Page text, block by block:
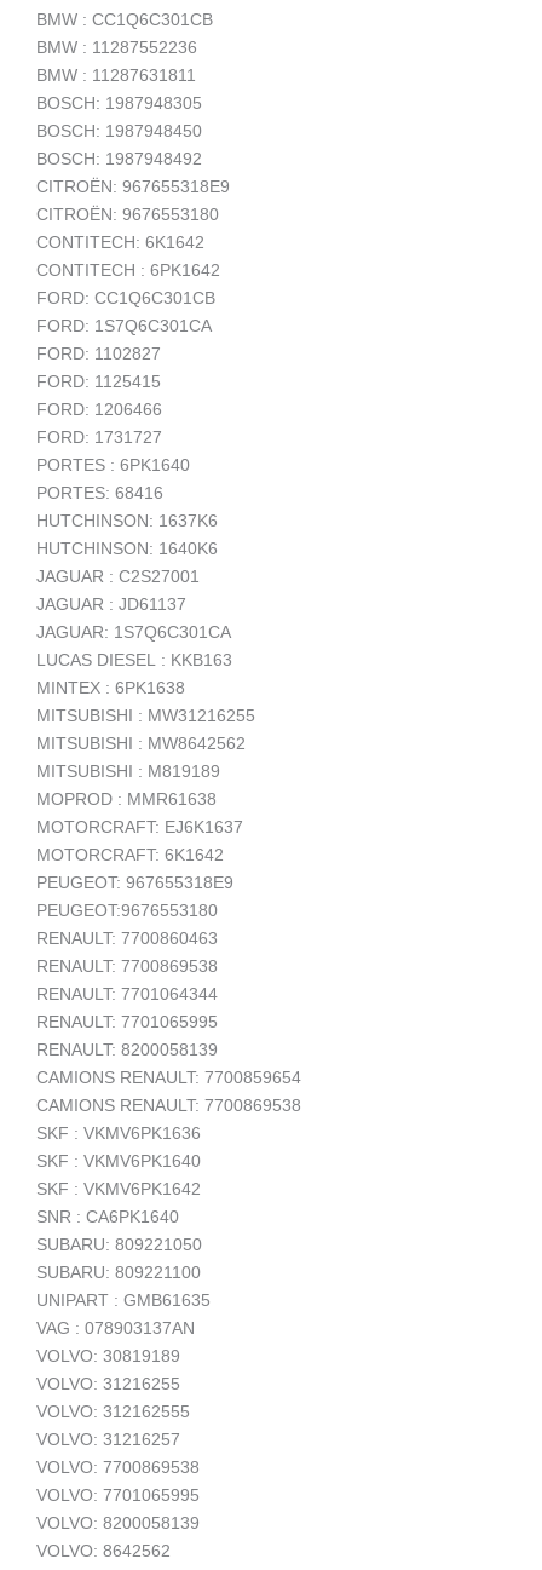
BMW : CC1Q6C301CB
BMW : 11287552236
BMW : 11287631811
BOSCH: 1987948305
BOSCH: 1987948450
BOSCH: 1987948492
CITROËN: 967655318E9
CITROËN: 9676553180
CONTITECH: 6K1642
CONTITECH : 6PK1642
FORD: CC1Q6C301CB
FORD: 1S7Q6C301CA
FORD: 1102827
FORD: 1125415
FORD: 1206466
FORD: 1731727
PORTES : 6PK1640
PORTES: 68416
HUTCHINSON: 1637K6
HUTCHINSON: 1640K6
JAGUAR : C2S27001
JAGUAR : JD61137
JAGUAR: 1S7Q6C301CA
LUCAS DIESEL : KKB163
MINTEX : 6PK1638
MITSUBISHI : MW31216255
MITSUBISHI : MW8642562
MITSUBISHI : M819189
MOPROD : MMR61638
MOTORCRAFT: EJ6K1637
MOTORCRAFT: 6K1642
PEUGEOT: 967655318E9
PEUGEOT:9676553180
RENAULT: 7700860463
RENAULT: 7700869538
RENAULT: 7701064344
RENAULT: 7701065995
RENAULT: 8200058139
CAMIONS RENAULT: 7700859654
CAMIONS RENAULT: 7700869538
SKF : VKMV6PK1636
SKF : VKMV6PK1640
SKF : VKMV6PK1642
SNR : CA6PK1640
SUBARU: 809221050
SUBARU: 809221100
UNIPART : GMB61635
VAG : 078903137AN
VOLVO: 30819189
VOLVO: 31216255
VOLVO: 312162555
VOLVO: 31216257
VOLVO: 7700869538
VOLVO: 7701065995
VOLVO: 8200058139
VOLVO: 8642562